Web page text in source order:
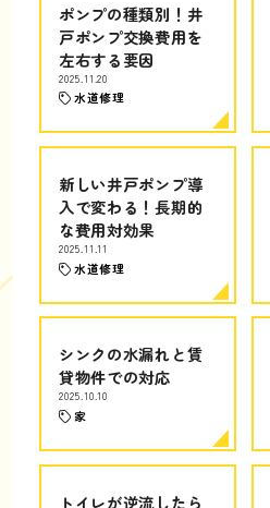
ポンプの種類別！井
戸ポンプ交換費用を
左右する要因
2025.11.20
水道修理
新しい井戸ポンプ導
入で変わる！長期的
な費用対効果
2025.11.11
水道修理
シンクの水漏れと賃
貸物件での対応
2025.10.10
家
トイレが逆流したら